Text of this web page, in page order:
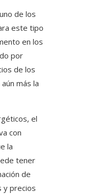
de los
este tipo
en los
por
de los
más la
el
con
la
tener
de
y precios